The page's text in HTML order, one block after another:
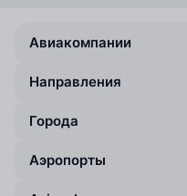
Авиакомпании
Направления
Города
Аэропорты